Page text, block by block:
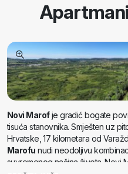
Apartmani
Novi Marofje gradić bogate
tisuća stanovnika. Smješten uz
Hrvatske, 17 kilometara od
Marofu nudi neodoljivu
suvremenog načina života. Novi